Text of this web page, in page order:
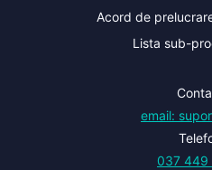
Acord de
Lista sub-
email:
037 449